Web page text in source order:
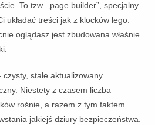
To tzw. „page builder”, specjalny
układać treści jak z klocków lego.
oglądasz jest zbudowana właśnie
czysty, stale aktualizowany
Niestety z czasem liczba
rośnie, a razem z tym faktem
jakiejś dziury bezpieczeństwa.